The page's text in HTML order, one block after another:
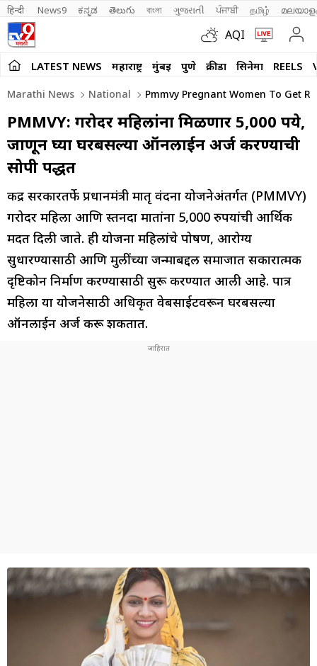
हिन्दी News9 ಕನ್ನಡ తెలుగు বাংলা ગુજરાતી ਪੰਜਾਬੀ தமிழ்
AQI
LATEST NEWS महाराष्ट्र मुंबई पुणे क्रीडा सिनेमा REELS
Marathi News National Pmmvy Pregnant Women To Get
PMMVY: गरोदर महिलांना मिळणार 5,000 रुपये,
जाणून घ्या घरबसल्या ऑनलाईन अर्ज करण्याची
सोपी पद्धत
केंद्र सरकारतर्फे प्रधानमंत्री मातृ वंदना योजनेअंतर्गत (PMMVY)
गरोदर महिला आणि स्तनदा मातांना 5,000 रुपयांची आर्थिक
मदत दिली जाते. ही योजना महिलांचे पोषण, आरोग्य
सुधारण्यासाठी आणि मुलींच्या जन्माबद्दल समाजात सकारात्मक
दृष्टिकोन निर्माण करण्यासाठी सुरू करण्यात आली आहे. पात्र
महिला या योजनेसाठी अधिकृत वेबसाईटवरून घरबसल्या
ऑनलाईन अर्ज करू शकतात.